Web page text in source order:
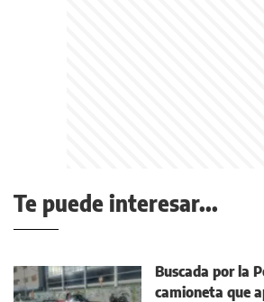
Te puede interesar...
Buscada por la
camioneta que